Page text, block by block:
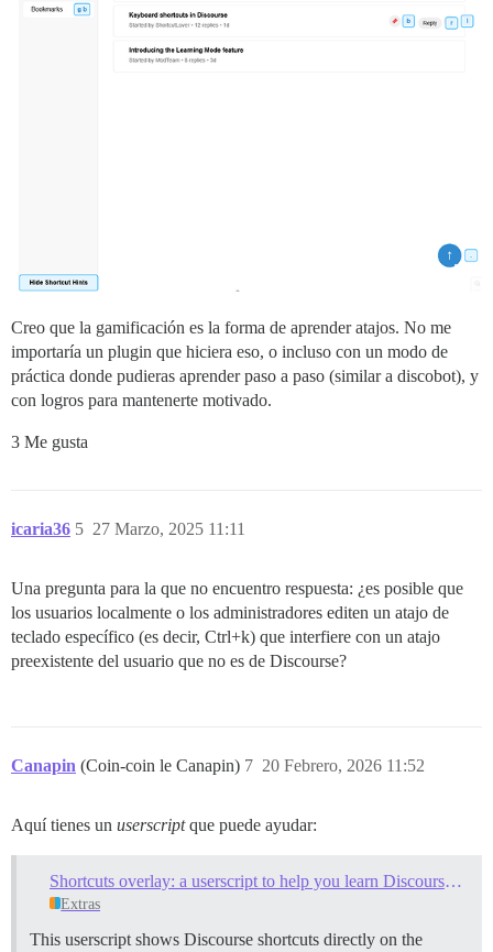
Creo que la gamificación es la forma de aprender atajos. No me
importaría un plugin que hiciera eso, o incluso con un modo de
práctica donde pudieras aprender paso a paso (similar a discobot), y
con logros para mantenerte motivado.
3 Me gusta
icaria36 27 Marzo, 2025 11:11
5
Una pregunta para la que no encuentro respuesta: ¿es posible que
los usuarios localmente o los administradores editen un atajo de
teclado específico (es decir, Ctrl+k) que interfiere con un atajo
preexistente del usuario que no es de Discourse?
Canapin (Coin-coin le Canapin) 20 Febrero, 2026 11:52
7
Aquí tienes un userscriptque puede ayudar:
Shortcuts overlay: a userscript to help you learn Discourse keyboard shortcuts
Extras
This userscript shows Discourse shortcuts directly on the